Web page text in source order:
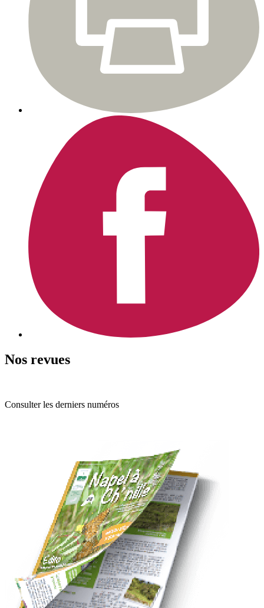
Nos revues
Consulter les derniers numéros